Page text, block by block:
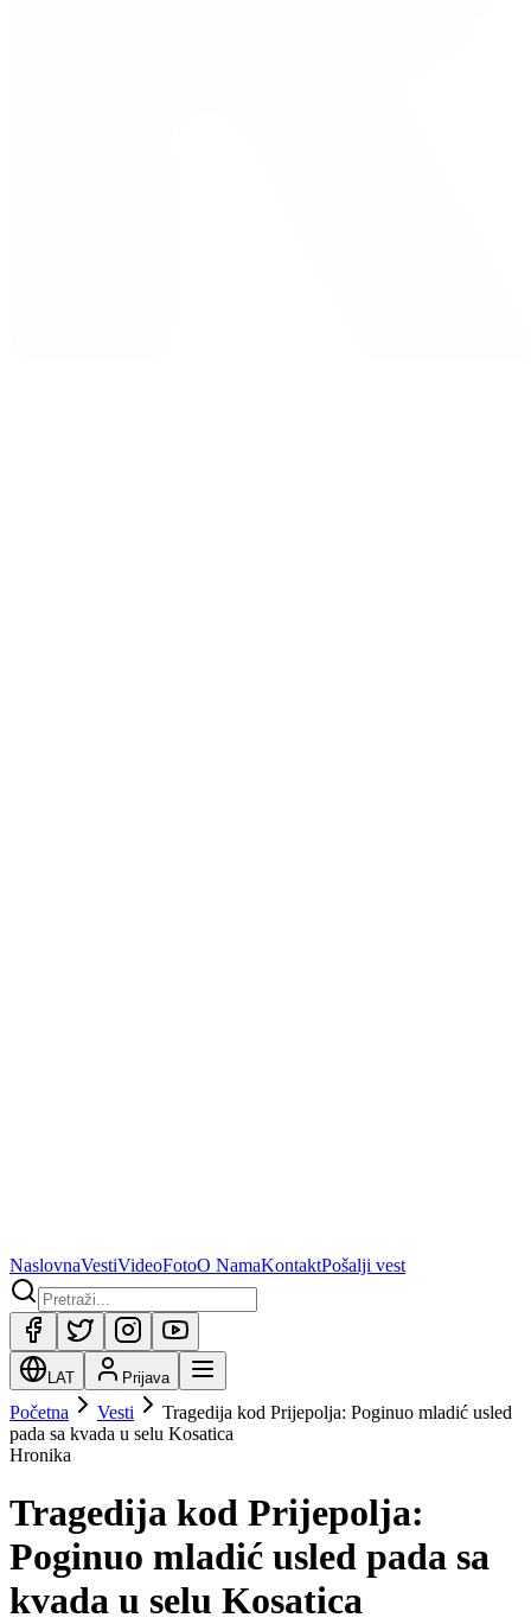
NaslovnaVestiVideoFotoO NamaKontaktPošalji vest
LAT Prijava
Početna Vesti
Tragedija kod Prijepolja: Poginuo mladić usled
pada sa kvada u selu Kosatica
Hronika
Tragedija kod Prijepolja:
Poginuo mladić usled pada sa
kvada u selu Kosatica